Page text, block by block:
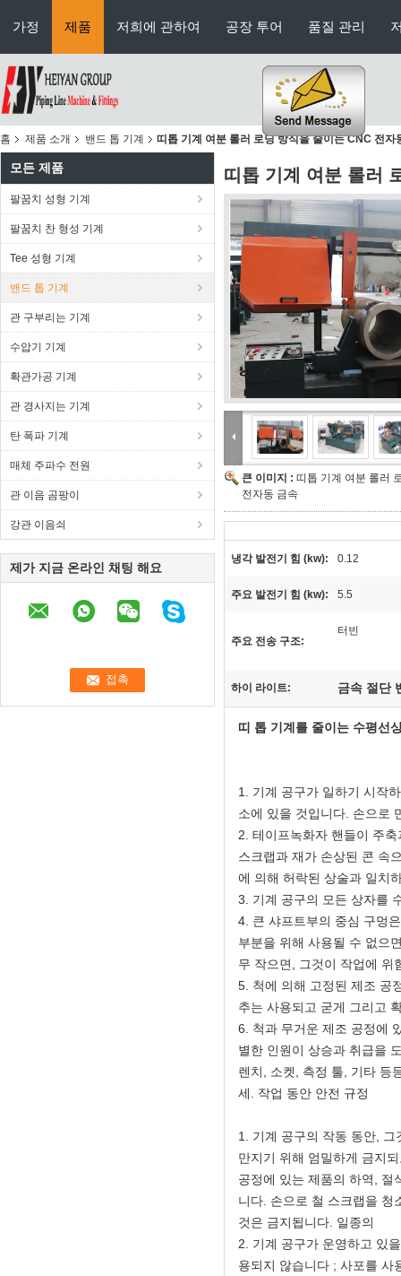
가정 제품 저희에 관하여 공장 투어 품질 관리
홈 제품 소개 밴드 톱 기계 띠톱 기계 여분 롤러 로딩 방식을 줄이는 CNC 전자
모든 제품
팔꿈치 성형 기계
팔꿈치 찬 형성 기계
Tee 성형 기계
밴드 톱 기계
관 구부리는 기계
수압기 기계
확관가공 기계
관 경사지는 기계
탄 폭파 기계
매체 주파수 전원
관 이음 곰팡이
강관 이음쇠
제가 지금 온라인 채팅 해요
띠톱 기계 여분 롤러
큰 이미지 : 띠톱 기계 여분 롤러
전자동 금속
냉각 발전기 힘 (kw): 0.12
주요 발전기 힘 (kw): 5.5
주요 전송 구조:
터빈
하이 라이트: 금속 절단
띠 톱 기계를 줄이는 수평선
1. 기계 공구가 일하기 시작
소에 있을 것입니다. 손으로
2. 테이프녹화자 핸들이 주
스크랩과 재가 손상된 콘 속
에 의해 허락된 상술과 일치
3. 기계 공구의 모든 상자를
4. 큰 샤프트부의 중심 구멍
부분을 위해 사용될 수 없으
무 작으면, 그것이 작업에 위
5. 척에 의해 고정된 제조 공
추는 사용되고 굳게 그리고
6. 척과 무거운 제조 공정에
별한 인원이 상승과 취급을
렌치, 소켓, 측정 툴, 기타 등
세. 작업 동안 안전 규정
1. 기계 공구의 작동 동안,
만지기 위해 엄밀하게 금지
공정에 있는 제품의 하역, 절
니다. 손으로 철 스크랩을 청
것은 금지됩니다. 일종의
2. 기계 공구가 운영하고 있
용되지 않습니다 ; 사포를 사